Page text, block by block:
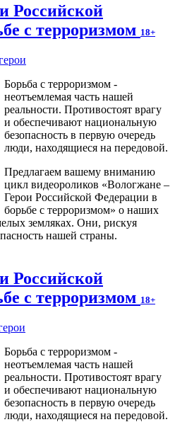
Российской
с терроризмом 18+
Борьба с терроризмом -
неотъемлемая часть нашей
реальности. Противостоят врагу
и обеспечивают национальную
безопасность в первую очередь
люди, находящиеся на передовой.
Предлагаем вашему вниманию
цикл видеороликов «Вологжане –
Герои Российской Федерации в
борьбе с терроризмом» о наших
земляках. Они, рискуя
нашей страны.
Российской
с терроризмом 18+
Борьба с терроризмом -
неотъемлемая часть нашей
реальности. Противостоят врагу
и обеспечивают национальную
безопасность в первую очередь
люди, находящиеся на передовой.